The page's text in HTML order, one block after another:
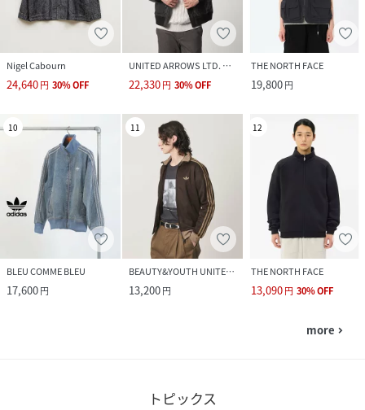
Nigel Cabourn
24,640円 30%OFF
UNITED ARROWS LTD. OUTLET
22,330円 30%OFF
THE NORTH FACE
19,800円
10
BLEU COMME BLEU
17,600円
11
BEAUTY&YOUTH UNITED ARROWS
13,200円
12
THE NORTH FACE
13,090円 30%OFF
more navigate_next
トピックス